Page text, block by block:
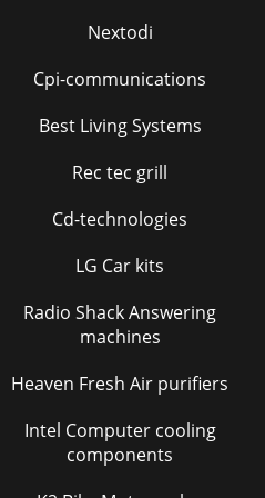
Nextodi
Cpi-communications
Best Living Systems
Rec tec grill
Cd-technologies
LG Car kits
Radio Shack Answering
machines
Heaven Fresh Air purifiers
Intel Computer cooling
components